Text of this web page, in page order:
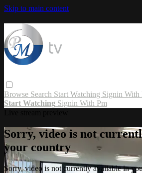
Skip to main content
Browse Search Start Watching Signin With
Start Watching Signin With Pm
Sorry, video is not
your country
Sorry, video is not currently available in